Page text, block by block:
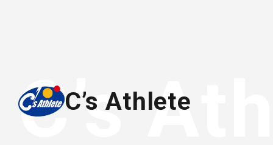
C’s Athlete